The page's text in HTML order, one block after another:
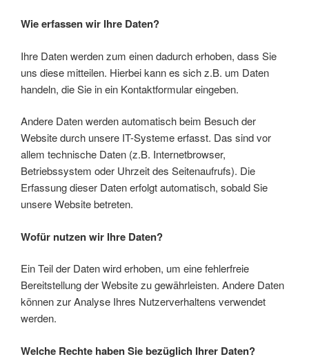
Wie erfassen wir Ihre Daten?
Ihre Daten werden zum einen dadurch erhoben, dass Sie
uns diese mitteilen. Hierbei kann es sich z.B. um Daten
handeln, die Sie in ein Kontaktformular eingeben.
Andere Daten werden automatisch beim Besuch der
Website durch unsere IT-Systeme erfasst. Das sind vor
allem technische Daten (z.B. Internetbrowser,
Betriebssystem oder Uhrzeit des Seitenaufrufs). Die
Erfassung dieser Daten erfolgt automatisch, sobald Sie
unsere Website betreten.
Wofür nutzen wir Ihre Daten?
Ein Teil der Daten wird erhoben, um eine fehlerfreie
Bereitstellung der Website zu gewährleisten. Andere Daten
können zur Analyse Ihres Nutzerverhaltens verwendet
werden.
Welche Rechte haben Sie bezüglich Ihrer Daten?